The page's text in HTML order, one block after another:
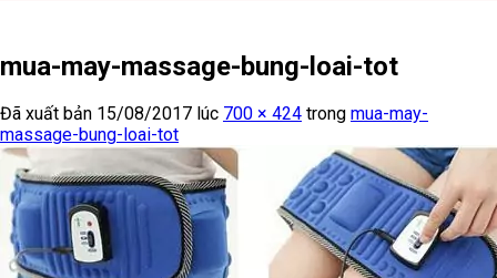
mua-may-massage-bung-loai-tot
Đã xuất bản 15/08/2017 lúc 700 × 424 trong mua-may-
massage-bung-loai-tot